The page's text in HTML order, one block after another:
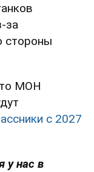
за
стороны
МОН
с 2027
у нас в